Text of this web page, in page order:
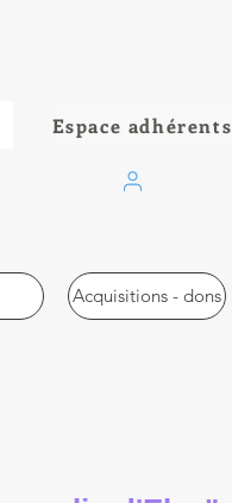
Espace adhérents
Acquisitions - dons